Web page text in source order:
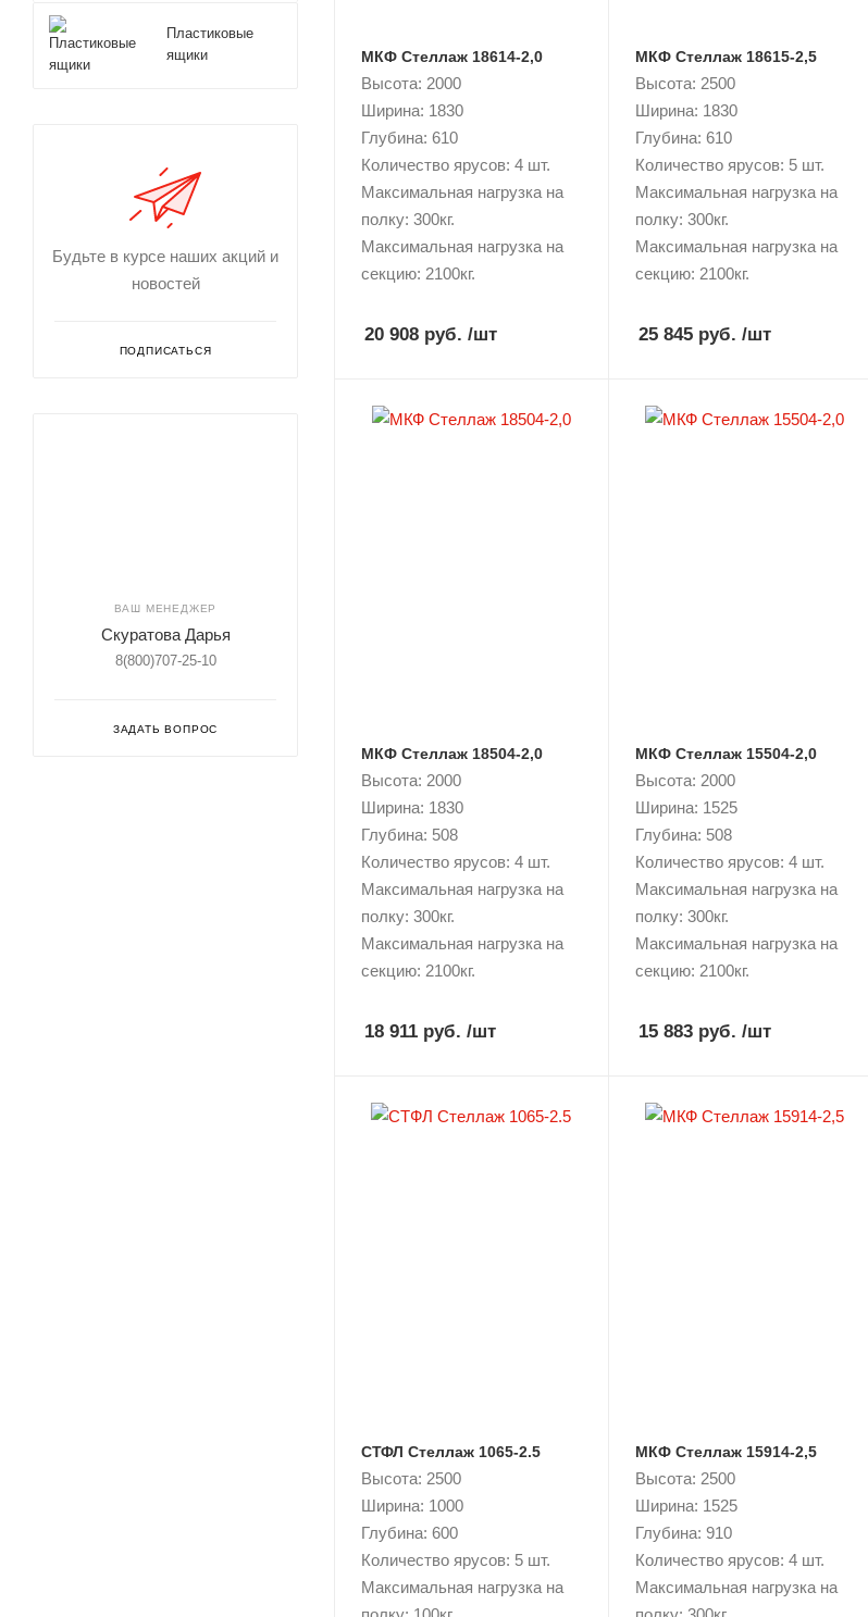
МКФ Стеллаж 18614-2,0
Высота: 2000
Ширина: 1830
Глубина: 610
Количество ярусов: 4 шт.
Максимальная нагрузка на
полку: 300кг.
Максимальная нагрузка на
секцию: 2100кг.
20 908 руб. /шт
МКФ Стеллаж 18615-2,5
Высота: 2500
Ширина: 1830
Глубина: 610
Количество ярусов: 5 шт.
Максимальная нагрузка на
полку: 300кг.
Максимальная нагрузка на
секцию: 2100кг.
25 845 руб. /шт
МКФ Стеллаж 18504-2,0
Высота: 2000
Ширина: 1830
Глубина: 508
Количество ярусов: 4 шт.
Максимальная нагрузка на
полку: 300кг.
Максимальная нагрузка на
секцию: 2100кг.
18 911 руб. /шт
МКФ Стеллаж 15504-2,0
Высота: 2000
Ширина: 1525
Глубина: 508
Количество ярусов: 4 шт.
Максимальная нагрузка на
полку: 300кг.
Максимальная нагрузка на
секцию: 2100кг.
15 883 руб. /шт
СТФЛ Стеллаж 1065-2.5
Высота: 2500
Ширина: 1000
Глубина: 600
Количество ярусов: 5 шт.
Максимальная нагрузка на
МКФ Стеллаж 15914-2,5
Высота: 2500
Ширина: 1525
Глубина: 910
Количество ярусов: 4 шт.
Максимальная нагрузка на
Пластиковые
ящики
Будьте в курсе наших акций и
новостей
ПОДПИСАТЬСЯ
ВАШ МЕНЕДЖЕР
Скуратова Дарья
8(800)707-25-10
ЗАДАТЬ ВОПРОС